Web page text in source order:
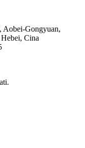
Aobei-Gongyuan,
Cina